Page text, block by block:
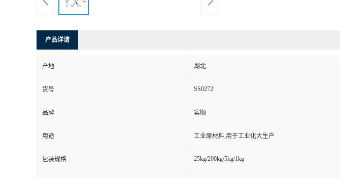
产品详请
产地 湖北
货号 SS0272
品牌 实顺
用途 工业原材料,用于工业化大生产
包装规格 25kg/200kg/5kg/1kg